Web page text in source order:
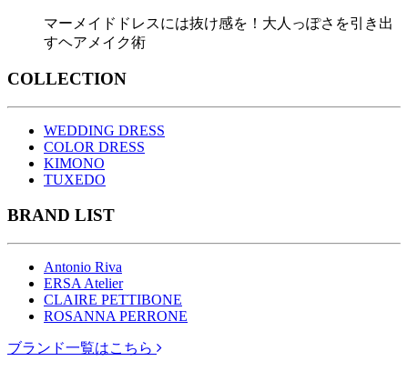
マーメイドドレスには抜け感を！大人っぽさを引き出
すヘアメイク術
COLLECTION
WEDDING DRESS
COLOR DRESS
KIMONO
TUXEDO
BRAND LIST
Antonio Riva
ERSA Atelier
CLAIRE PETTIBONE
ROSANNA PERRONE
ブランド一覧はこちら